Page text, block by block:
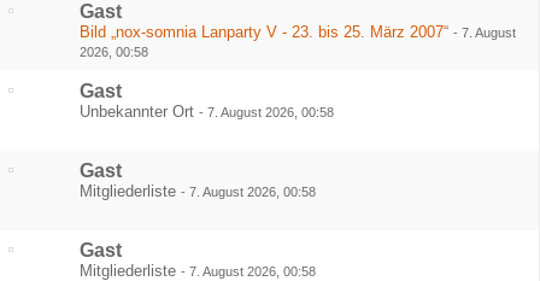
Gast
Bild „nox-somnia Lanparty V - 23. bis 25. März 2007“ - 7. August
2026, 00:58
Gast
Unbekannter Ort - 7. August 2026, 00:58
Gast
Mitgliederliste - 7. August 2026, 00:58
Gast
Mitgliederliste - 7. August 2026, 00:58